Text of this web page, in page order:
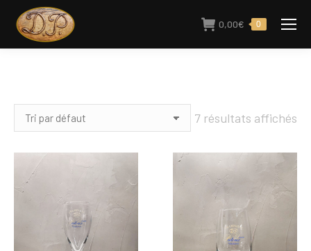
0,00€ 0
7 résultats affichés